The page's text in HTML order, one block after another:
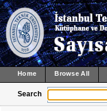
Home Browse All
Search